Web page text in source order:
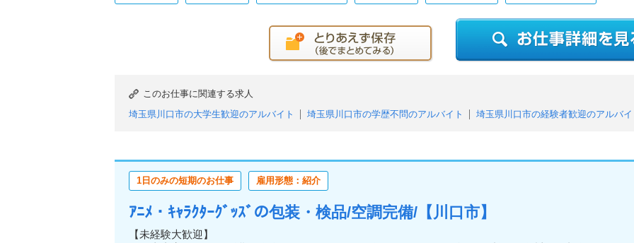
このお仕事に関連する求人
埼玉県川口市の大学生歓迎のアルバイト
埼玉県川口市の学歴不問のアルバイト
埼玉県川口市の経験者歓迎のアルバイ
埼玉県川口市の日払い（または即払い）のアルバイト
埼玉県川口市の月払いのアルバイト
埼玉県川口市の高収入・
埼玉県川口市の週1日からOKのアルバイト
埼玉県川口市の週2、3日からOKのアルバイト
埼玉県川口市の単発・1日OKのアルバイト
埼玉県川口市の長期歓迎のアルバイト
埼玉県川口市の服装自由のアルバイト
1日のみの短期のお仕事 雇用形態：紹介
ｱﾆﾒ・ｷｬﾗｸﾀｰｸﾞｯｽﾞの包装・検品/空調完備/【川口市】
【未経験大歓迎】